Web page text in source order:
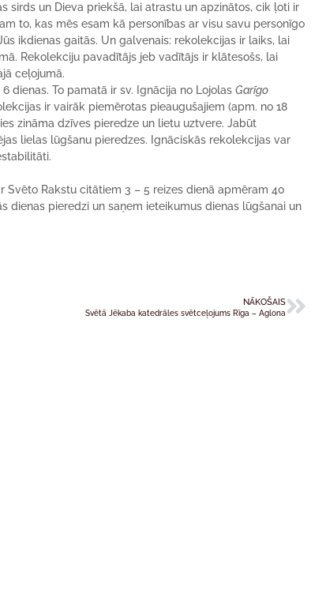
sirds un Dieva priekšā, lai atrastu un apzinātos, cik ļoti ir
to, kas mēs esam kā personības ar visu savu personīgo
ikdienas gaitās. Un galvenais: rekolekcijas ir laiks, lai
Rekolekciju pavadītājs jeb vadītājs ir klātesošs, lai
ceļojumā.
dienas. To pamatā ir sv. Ignācija no LojolasGarīgo
ir vairāk piemērotas pieaugušajiem (apm. no 18
zināma dzīves pieredze un lietu uztvere. Jabūt
lielas lūgšanu pieredzes. Ignāciskās rekolekcijas var
Rakstu citātiem 3 – 5 reizes dienā apmēram 40
dienas pieredzi un saņem ieteikumus dienas lūgšanai un
NĀKOŠAIS
Svētā Jēkaba katedrāles svētceļojums Rīga – Aglona